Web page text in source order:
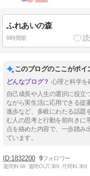
ふれあいの森
8時間前
このブログのここがポイ
心理と科学を
自己成長や人生の選択に役立
ながら実生活に応用できる提
進歩など、多岐にわたる話題
む人の思考と行動を前向きに
点を絡めた内容で、一歩踏み
ています。
1832200 9
週間IN:69 週間OUT:369 月間IN:369